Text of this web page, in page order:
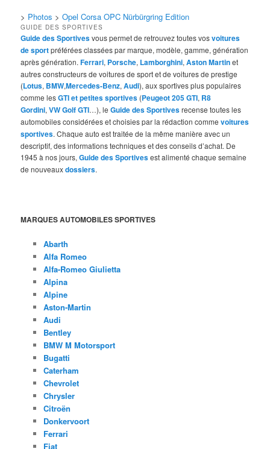
> Photos >Opel Corsa OPC Nürbürgring Edition
GUIDE DES SPORTIVES
Guide des Sportivesvous permet de retrouvez toutes vosvoitures
de sportpréférées classées par marque, modèle, gamme, génération
après génération.Ferrari, Porsche, Lamborghini,Aston Martinet
autres constructeurs de voitures de sport et de voitures de prestige
(Lotus, BMW,Mercedes-Benz,Audi), aux sportives plus populaires
comme lesGTI et petites sportives (Peugeot 205 GTI, R8
Gordini,VW Golf GTI…), leGuide des Sportivesrecense toutes les
automobiles considérées et choisies par la rédaction commevoitures
sportives. Chaque auto est traitée de la même manière avec un
descriptif, des informations techniques et des conseils d’achat. De
1945 à nos jours,Guide des Sportivesest alimenté chaque semaine
de nouveauxdossiers.
MARQUES AUTOMOBILES SPORTIVES
Abarth
Alfa Romeo
Alfa-Romeo Giulietta
Alpina
Alpine
Aston-Martin
Audi
Bentley
BMW M Motorsport
Bugatti
Caterham
Chevrolet
Chrysler
Citroën
Donkervoort
Ferrari
Fiat